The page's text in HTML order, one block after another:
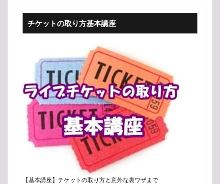
チケットの取り方基本講座
【基本講座】チケットの取り方と意外な裏ワザまで